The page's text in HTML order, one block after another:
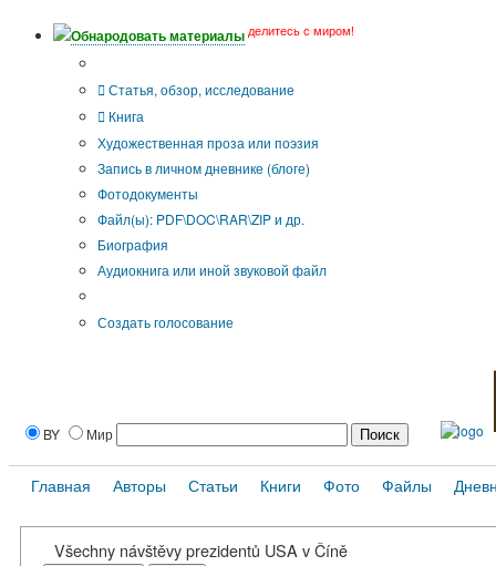
Обнародовать материалы делитесь с миром!
Статья, обзор, исследование
Книга
Художественная проза или поэзия
Запись в личном дневнике (блоге)
Фотодокументы
Файл(ы): PDF\DOC\RAR\ZIP и др.
Биография
Аудиокнига или иной звуковой файл
Создать голосование
BY Мир
Главная Авторы Статьи Книги Фото Файлы
Všechny návštěvy prezidentů USA v Číně